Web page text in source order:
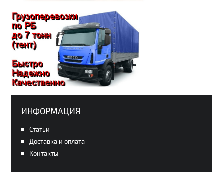
ИНФОРМАЦИЯ
Статьи
Доставка и оплата
Контакты